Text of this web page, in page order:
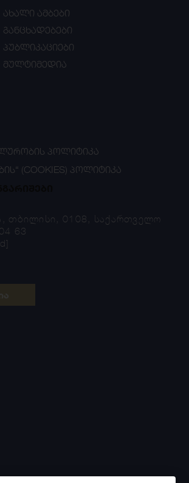
ახალი ამბები
განცხადებები
პუბლიკაციები
მულტიმედია
ᲞᲝᲚᲘᲢᲘᲙᲐ
(COOKIES) ᲞᲝᲚᲘᲢᲘᲙᲐ
თბილისი, 0108, საქართველო
63